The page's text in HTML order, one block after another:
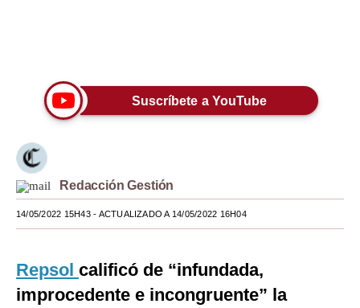
Tendencias
Lujo
Viajes
Moda
Mundo
Suscríbete a YouTube
Redacción Gestión
14/05/2022 15H43- ACTUALIZADO A 14/05/2022 16H04
Repsol calificó de “infundada,
improcedente e incongruente” la